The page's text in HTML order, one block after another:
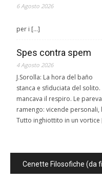
6 Agosto 2026
Qui
per i […]
Spes contra spem
4 Agosto 2026
J.Sorolla: La hora del
stanca e sfiduciata del
mancava il respiro. Le
ramengo: vicende
Tutto inghiottito in un vortice
Cenette Filosofiche (da